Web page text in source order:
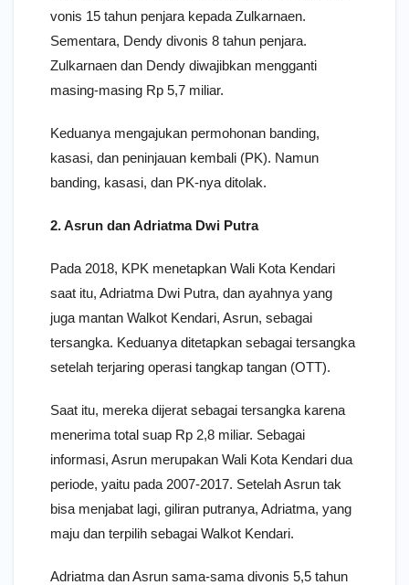
vonis 15 tahun penjara kepada Zulkarnaen.
Sementara, Dendy divonis 8 tahun penjara.
Zulkarnaen dan Dendy diwajibkan mengganti
masing-masing Rp 5,7 miliar.
Keduanya mengajukan permohonan banding,
kasasi, dan peninjauan kembali (PK). Namun
banding, kasasi, dan PK-nya ditolak.
2. Asrun dan Adriatma Dwi Putra
Pada 2018, KPK menetapkan Wali Kota Kendari
saat itu, Adriatma Dwi Putra, dan ayahnya yang
juga mantan Walkot Kendari, Asrun, sebagai
tersangka. Keduanya ditetapkan sebagai tersangka
setelah terjaring operasi tangkap tangan (OTT).
Saat itu, mereka dijerat sebagai tersangka karena
menerima total suap Rp 2,8 miliar. Sebagai
informasi, Asrun merupakan Wali Kota Kendari dua
periode, yaitu pada 2007-2017. Setelah Asrun tak
bisa menjabat lagi, giliran putranya, Adriatma, yang
maju dan terpilih sebagai Walkot Kendari.
Adriatma dan Asrun sama-sama divonis 5,5 tahun